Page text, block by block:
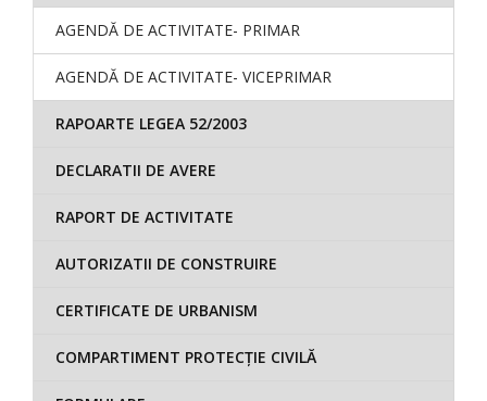
AGENDĂ DE ACTIVITATE- PRIMAR
AGENDĂ DE ACTIVITATE- VICEPRIMAR
RAPOARTE LEGEA 52/2003
DECLARATII DE AVERE
RAPORT DE ACTIVITATE
AUTORIZATII DE CONSTRUIRE
CERTIFICATE DE URBANISM
COMPARTIMENT PROTECȚIE CIVILĂ